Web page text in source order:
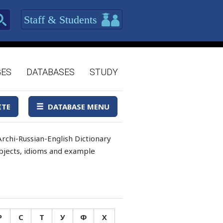
Staff & Students
DATABASES STUDY
DATABASE MENU
Russian-English Dictionary
idioms and example
С Т У Ф Х